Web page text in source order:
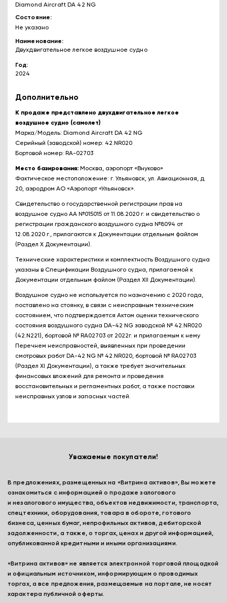
Diamond Aircraft DA 42 NG
Состояние
Не указано
Наименование
Двухдвигательное легкое воздушное судно
Год
2024
Дополнительно
К продаже представлено двухдвигательное легкое
воздушное судно (самолет)
Марка/Модель: Diamond Aircraft DA 42 NG
Серийный (заводской) номер: 42.NR020
Бортовой номер: RA-02703
Место базирования: Москва, аэропорт «Внуково»
Фактическое местоположение: г. Ульяновск, ул. Авиационная, д.
20, аэродром АО «Аэропорт «Ульяновск».
Свидетельство о государственной регистрации прав на
воздушное судно АА №015015 от 11.08.2020 г. и свидетельство о
регистрации гражданского воздушного судна №8094 от
12.08.2020 г., прилагаются к Документации отдельным файлом
(Раздел X Документации).
Технические характеристики и комплектность Воздушного судна
указаны в Спецификации Воздушного судна, прилагаемой к
Документации отдельным файлом (Раздел XII Документации).
Воздушное судно не используется по назначению с 2020 года,
поставлено на стоянку, в связи с неисправным техническим
состоянием, что подтверждается Актом оценки технического
состояния воздушного судна DA-42 NG заводской № 42.NR020
(42.N221), бортовой № RA02703 от 2022г. и прилагаемым к нему
Перечнем неисправностей, выявленных при проведении
смотровых работ DA-42 NG № 42.NR020, бортовой № RA02703
(Раздел XI Документации), а также требует значительных
финансовых вложений для ремонта и проведения
восстановительных и регламентных работ, а также поставки
неисправных узлов и запасных частей.
Уважаемые покупатели!
В предложениях, размещенных на «Витрина активов», Вы можете
ознакомиться с информацией о продаже залогового
и незалогового имущества, объектов недвижимости, транспорта,
спецтехники, оборудования, товара в обороте, готового
бизнеса, ценных бумаг, непрофильных активов, дебиторской
задолженности, а также, о торгах, ценах и другой информацией,
опубликованной кредитными и иными организациями.
«Витрина активов» не является электронной торговой площадкой
и официальным источником, информирующим о проводимых
торгах, а все предложения, размещаемые на портале, не носят
характера публичной оферты.